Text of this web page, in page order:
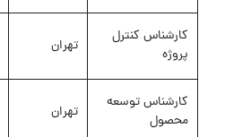
کارشناس کنترل
پروژه
تهران
کارشناس توسعه
محصول
تهران